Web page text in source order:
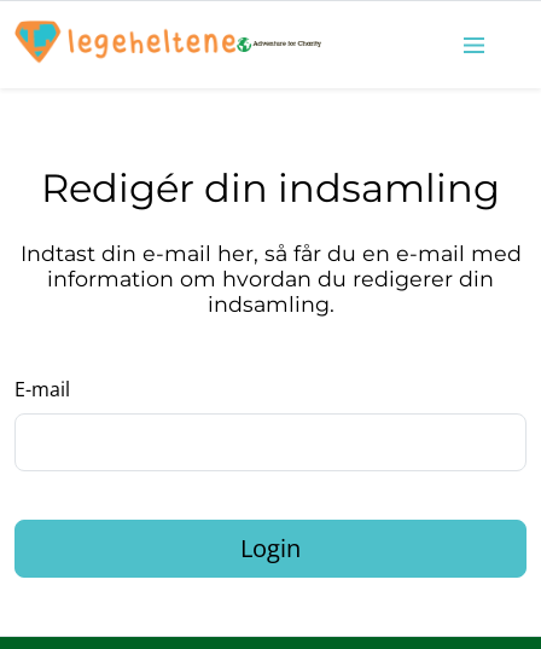
Redigér din indsamling
Indtast din e-mail her, så får du en e-mail med
information om hvordan du redigerer din
indsamling.
E-mail
Login